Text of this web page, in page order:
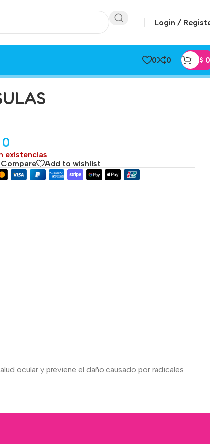
Login /
0 0 $ 0
0
existencias
Compare
Add to wishlist
ocular y previene el daño causado por radicales